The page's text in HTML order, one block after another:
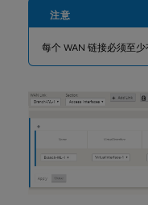
注意
每个 WAN 链接必须至少